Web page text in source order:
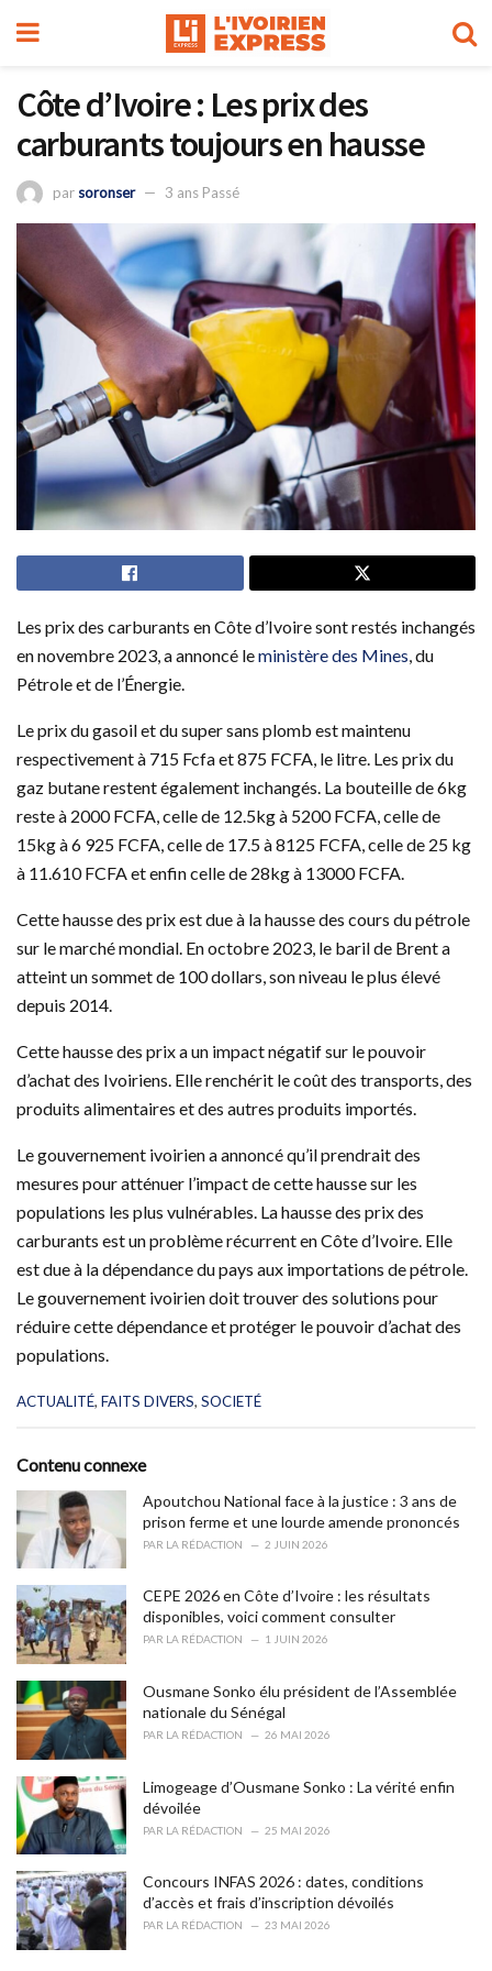
Côte d’Ivoire : Les prix des
carburants toujours en hausse
par soronser 3 ans Passé
Les prix des carburants en Côte d’Ivoire sont restés inchangés
en novembre 2023, a annoncé leministère des Mines, du
Pétrole et de l’Énergie.
Le prix du gasoil et du super sans plomb est maintenu
respectivement à 715 Fcfa et 875 FCFA, le litre. Les prix du
gaz butane restent également inchangés. La bouteille de 6kg
reste à 2000 FCFA, celle de 12.5kg à 5200 FCFA, celle de
15kg à 6 925 FCFA, celle de 17.5 à 8125 FCFA, celle de 25 kg
à 11.610 FCFA et enfin celle de 28kg à 13000 FCFA.
Cette hausse des prix est due à la hausse des cours du pétrole
sur le marché mondial. En octobre 2023, le baril de Brent a
atteint un sommet de 100 dollars, son niveau le plus élevé
depuis 2014.
Cette hausse des prix a un impact négatif sur le pouvoir
d’achat des Ivoiriens. Elle renchérit le coût des transports, des
produits alimentaires et des autres produits importés.
Le gouvernement ivoirien a annoncé qu’il prendrait des
mesures pour atténuer l’impact de cette hausse sur les
populations les plus vulnérables. La hausse des prix des
carburants est un problème récurrent en Côte d’Ivoire. Elle
est due à la dépendance du pays aux importations de pétrole.
Le gouvernement ivoirien doit trouver des solutions pour
réduire cette dépendance et protéger le pouvoir d’achat des
populations.
C
e
r
e
:
ACTUALITÉ, FAITS DIVERS, SOCIETÉ
Contenu connexe
Apoutchou National face à la justice : 3 ans de
prison ferme et une lourde amende prononcés
PAR LA RÉDACTION 2 JUIN 2026
CEPE 2026 en Côte d’Ivoire : les résultats
disponibles, voici comment consulter
PAR LA RÉDACTION 1 JUIN 2026
Ousmane Sonko élu président de l’Assemblée
nationale du Sénégal
PAR LA RÉDACTION 26 MAI 2026
Limogeage d’Ousmane Sonko : La vérité enfin
dévoilée
PAR LA RÉDACTION 25 MAI 2026
Concours INFAS 2026 : dates, conditions
d’accès et frais d’inscription dévoilés
PAR LA RÉDACTION 23 MAI 2026